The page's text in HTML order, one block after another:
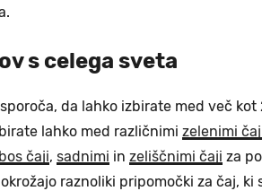
s celega sveta
da lahko izbirate med več kot
lahko med različnimi zelenimi
čaji, sadnimi in zeliščnimi čaji za
raznoliki pripomočki za čaj, ki